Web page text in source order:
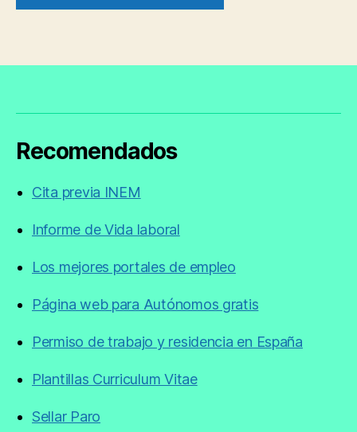
Recomendados
Cita previa INEM
Informe de Vida laboral
Los mejores portales de empleo
Página web para Autónomos gratis
Permiso de trabajo y residencia en España
Plantillas Curriculum Vitae
Sellar Paro